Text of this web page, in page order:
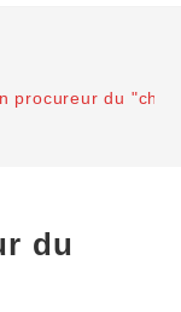
procureur du
du